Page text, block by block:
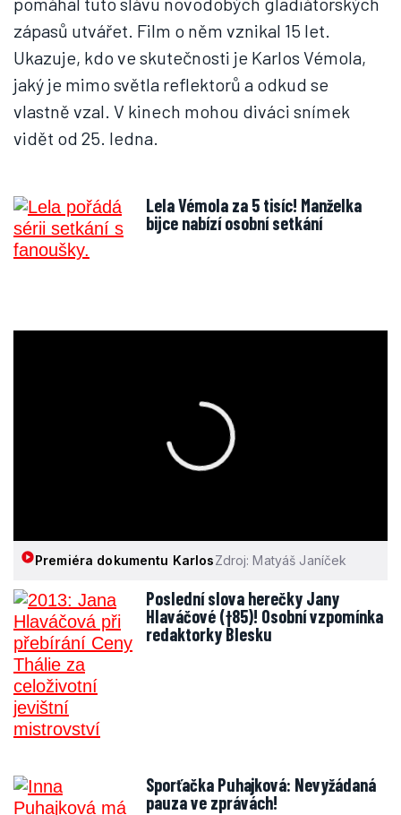
zápasů utvářet. Film o něm vznikal 15 let.
Ukazuje, kdo ve skutečnosti je Karlos Vémola,
jaký je mimo světla reflektorů a odkud se
vlastně vzal. V kinech mohou diváci snímek
vidět od 25. ledna.
Lela Vémola za 5 tisíc! Manželka
bijce nabízí osobní setkání
Premiéra dokumentu KarlosZdroj: Matyáš Janíček
Poslední slova herečky Jany
Hlaváčové (†85)! Osobní vzpomínka
redaktorky Blesku
Sporťačka Puhajková: Nevyžádaná
pauza ve zprávách!